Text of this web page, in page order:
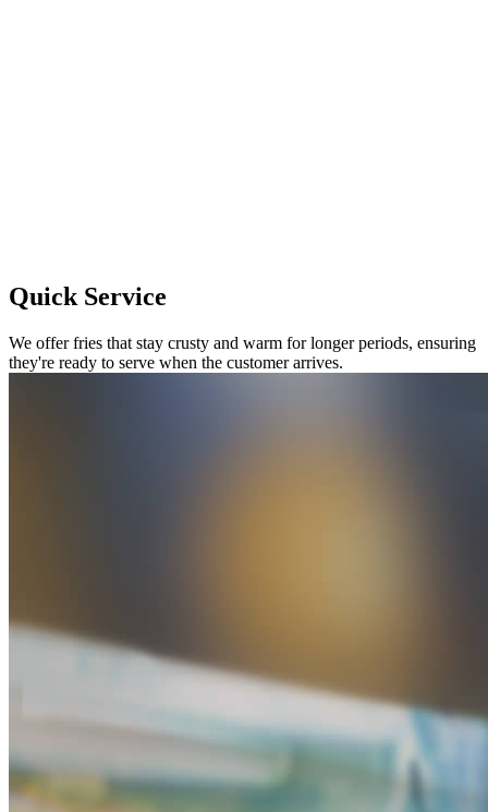
Quick Service
We offer fries that stay crusty and warm for longer periods, ensuring
they're ready to serve when the customer arrives.